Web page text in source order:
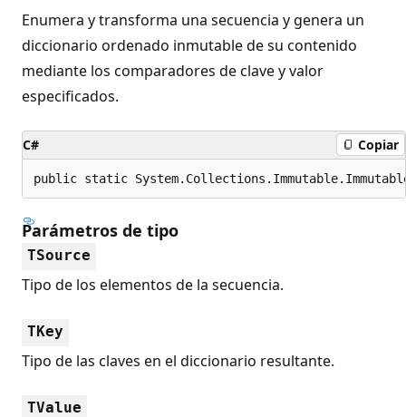
Enumera y transforma una secuencia y genera un
diccionario ordenado inmutable de su contenido
mediante los comparadores de clave y valor
especificados.
C# Copiar
public static
Parámetros de tipo
TSource
Tipo de los elementos de la secuencia.
TKey
Tipo de las claves en el diccionario resultante.
TValue